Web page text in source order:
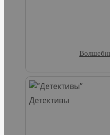
Детективы